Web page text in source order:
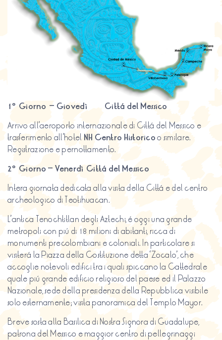
1º Giorno – Giovedì Cittá del Messico
Arrivo all’aeroporto internazionale di Cittá del Messico e
trasferimento all’hotel NH Centro Historicoo similare.
Registrazione e pernottamento.
2º Giorno – Venerdì Cittá del Messico
Intera giornata dedicata alla visita della Cittá e del centro
archeologico di Teotihuacan.
L’antica Tenochtitlan degli Aztechi, é oggi una grande
metropoli con piú di 18 milioni di abitanti, ricca di
monumenti precolombiani e coloniali. In particolare si
visiterá la Piazza della Costituzione detta ‘Zocalo’, che
accoglie notevoli edifici tra i quali spiccano la Cattedrale
quale piú grande edificio religioso del paese ed il Palazzo
Nazionale, sede della presidenza della Repubblica visibile
solo esternamente; visita panoramica del Templo Mayor.
Breve sosta alla Basilica di Nostra Signora di Guadalupe,
patrona del Messico e maggior centro di pellegrinaggi